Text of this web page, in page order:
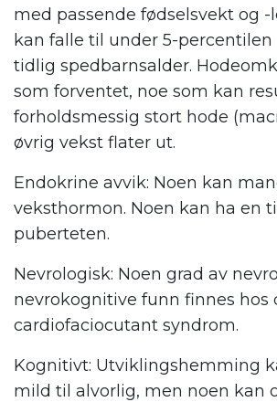
med passende fødselsvekt og -
kan falle til under 5-percentilen
tidlig spedbarnsalder.
som forventet, noe som kan
forholdsmessig stort hode
øvrig vekst flater ut.
Endokrine avvik: Noen kan
veksthormon. Noen kan ha en
puberteten.
Nevrologisk: Noen grad av
nevrokognitive funn finnes hos
cardiofaciocutant syndrom.
Kognitivt: Utviklingshemming
mild til alvorlig, men noen kan